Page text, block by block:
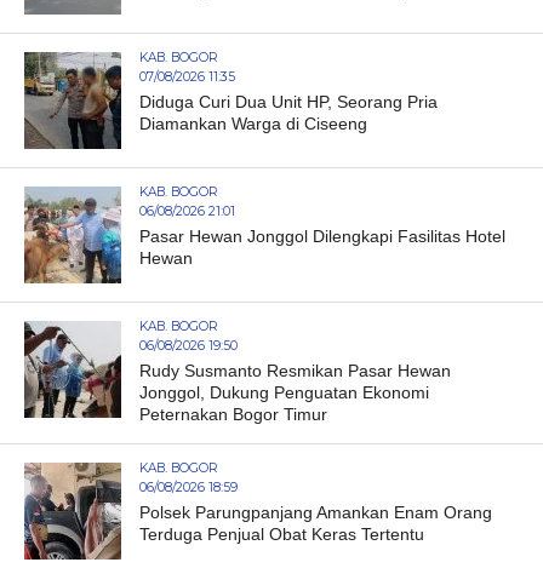
KAB. BOGOR
07/08/2026 11:35
Diduga Curi Dua Unit HP, Seorang Pria
Diamankan Warga di Ciseeng
KAB. BOGOR
06/08/2026 21:01
Pasar Hewan Jonggol Dilengkapi Fasilitas Hotel
Hewan
KAB. BOGOR
06/08/2026 19:50
Rudy Susmanto Resmikan Pasar Hewan
Jonggol, Dukung Penguatan Ekonomi
Peternakan Bogor Timur
KAB. BOGOR
06/08/2026 18:59
Polsek Parungpanjang Amankan Enam Orang
Terduga Penjual Obat Keras Tertentu